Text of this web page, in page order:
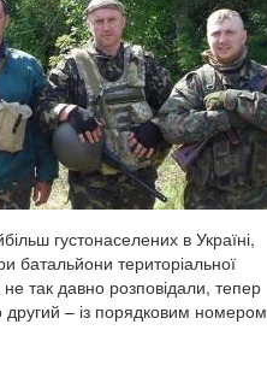
густонаселених в Україні,
батальйони територіальної
так давно розповідали, тепер
другий – із порядковим номером